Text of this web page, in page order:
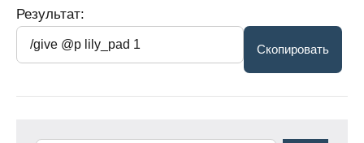
Результат: